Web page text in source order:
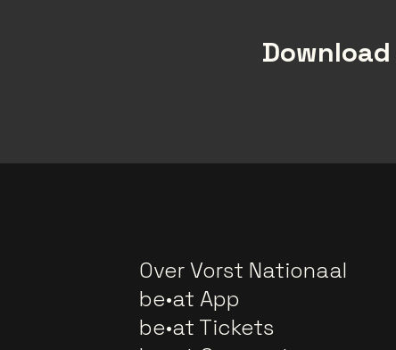
Over Vorst Nationaal
be•at App
be•at Tickets